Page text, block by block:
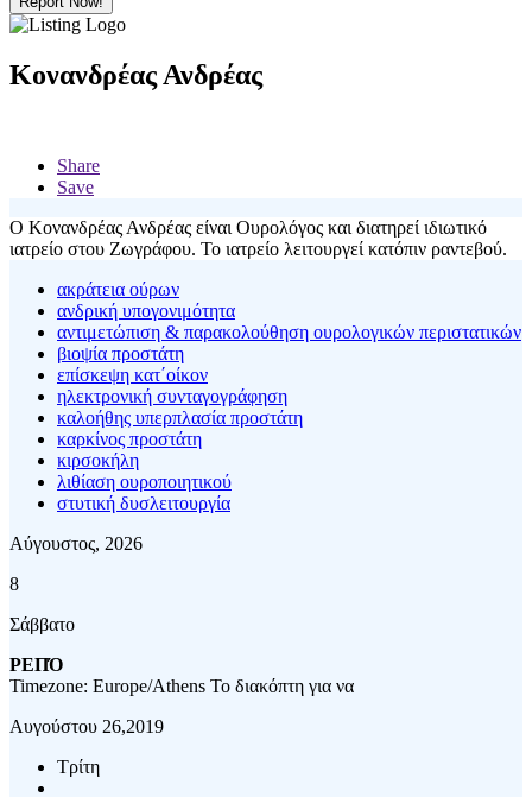
Κονανδρέας Ανδρέας
Share
Save
Ο Κονανδρέας Ανδρέας είναι Ουρολόγος και διατηρεί ιδιωτικό
ιατρείο στου Ζωγράφου. Το ιατρείο λειτουργεί κατόπιν ραντεβού.
ακράτεια ούρων
ανδρική υπογονιμότητα
αντιμετώπιση & παρακολούθηση ουρολογικών περιστατικών
βιοψία προστάτη
επίσκεψη κατ΄οίκον
ηλεκτρονική συνταγογράφηση
καλοήθης υπερπλασία προστάτη
καρκίνος προστάτη
κιρσοκήλη
λιθίαση ουροποιητικού
στυτική δυσλειτουργία
Αύγουστος, 2026
8
Σάββατο
ΡΕΠΌ
Timezone: Europe/Athens Το διακόπτη για να
Αυγούστου 26,2019
Τρίτη